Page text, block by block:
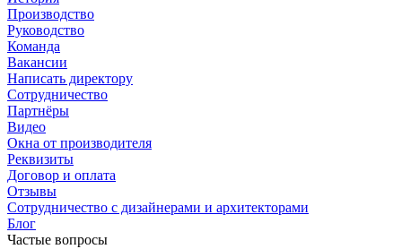
Производство
Руководство
Команда
Вакансии
Написать директору
Сотрудничество
Партнёры
Видео
Окна от производителя
Реквизиты
Договор и оплата
Отзывы
Сотрудничество с дизайнерами и архитекторами
Блог
Частые вопросы